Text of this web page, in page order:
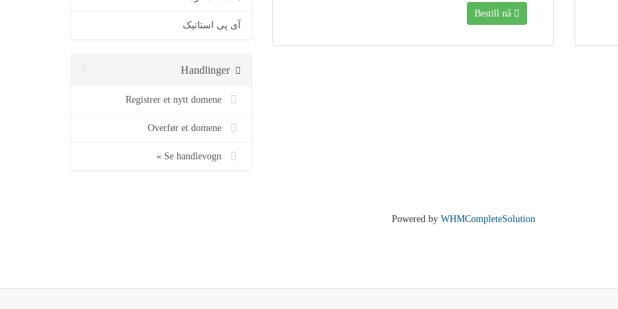
آی پی استاتیک
Handlinger
Registrer et nytt domene
Overfør et domene
Se handlevogn »
Powered by WHMCompleteSolution